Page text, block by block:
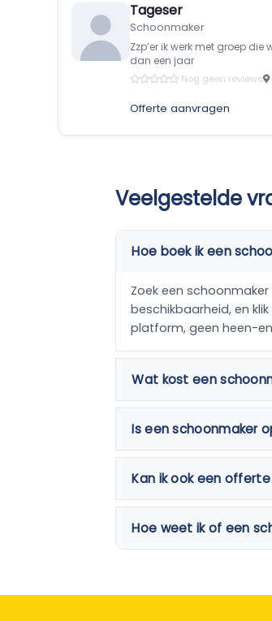
Tageser
Schoonmaker
Zzp’er ik werk met groep
dan een jaar
Nog geen reviews
Offerte aanvragen
Veelgestelde
Hoe boek ik een
Zoek een
beschikbaarheid, en
platform, geen heen-
Wat kost een
Is een schoonmaker
Kan ik ook een
Hoe weet ik of een